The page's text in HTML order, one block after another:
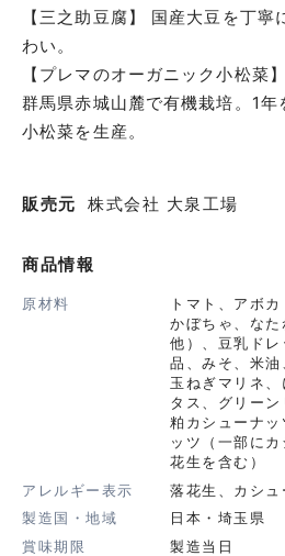
【三之助豆腐】 国産大豆を丁
わい。
【プレマのオーガニック小松菜】
群馬県赤城山麓で有機栽培。1年
販売元 株式会社 大泉工場
商品情報
原材料
トマト、アボ
かぼちゃ、な
他）、豆乳ド
品、みそ、米
玉ねぎマリネ
タス、グリー
粕カシューナ
ッツ（一部に
花生を含む）
アレルギー表示
落花生、カシ
製造国・地域
日本・埼玉県
賞味期限
製造当日